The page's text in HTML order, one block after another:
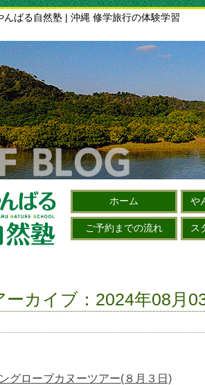
ばる自然塾 | 沖縄 修学旅行の体験学習
ホーム や
ご予約までの流れ ス
ーカイブ：2024年08月
グローブカヌーツアー(８月３日)